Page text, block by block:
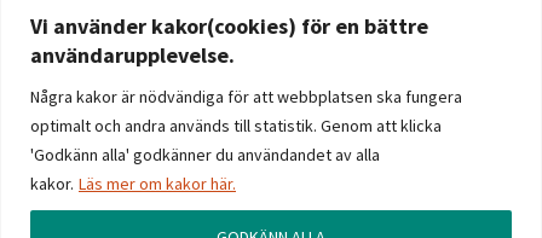
Vi använder kakor(cookies) för en bättre
användarupplevelse.
Några kakor är nödvändiga för att webbplatsen ska fungera
optimalt och andra används till statistik. Genom att klicka
'Godkänn alla' godkänner du användandet av alla
kakor. Läs mer om kakor här.
08-5191 80 00
Snabblänkar
Jobba hos oss
Press
Kontakta oss
Följ oss